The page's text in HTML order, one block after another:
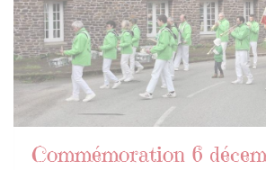
Commémoration 6